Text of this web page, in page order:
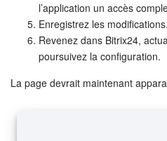
CRM + Boutique en
Marketing
Entreprise
l’application un accès
Enregistrez les modifications.
Revenez dans Bitrix24,
poursuivez la configuration.
La page devrait maintenant